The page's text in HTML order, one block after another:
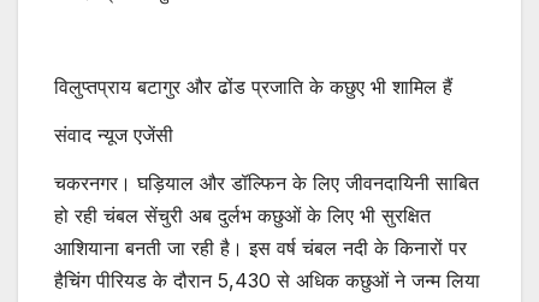
विलुप्तप्राय बटागुर और ढोंड प्रजाति के कछुए भी शामिल हैं
संवाद न्यूज एजेंसी
चकरनगर। घड़ियाल और डॉल्फिन के लिए जीवनदायिनी साबित
हो रही चंबल सेंचुरी अब दुर्लभ कछुओं के लिए भी सुरक्षित
आशियाना बनती जा रही है। इस वर्ष चंबल नदी के किनारों पर
हैचिंग पीरियड के दौरान 5,430 से अधिक कछुओं ने जन्म लिया